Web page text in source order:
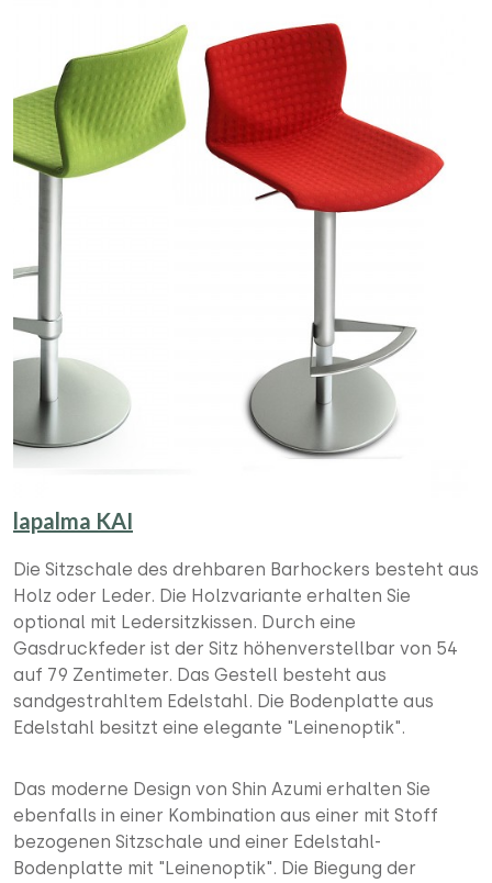
lapalma KAI
Die Sitzschale des drehbaren Barhockers besteht aus
Holz oder Leder. Die Holzvariante erhalten Sie
optional mit Ledersitzkissen. Durch eine
Gasdruckfeder ist der Sitz höhenverstellbar von 54
auf 79 Zentimeter. Das Gestell besteht aus
sandgestrahltem Edelstahl. Die Bodenplatte aus
Edelstahl besitzt eine elegante "Leinenoptik".
Das moderne Design von Shin Azumi erhalten Sie
ebenfalls in einer Kombination aus einer mit Stoff
bezogenen Sitzschale und einer Edelstahl-
Bodenplatte mit "Leinenoptik". Die Biegung der